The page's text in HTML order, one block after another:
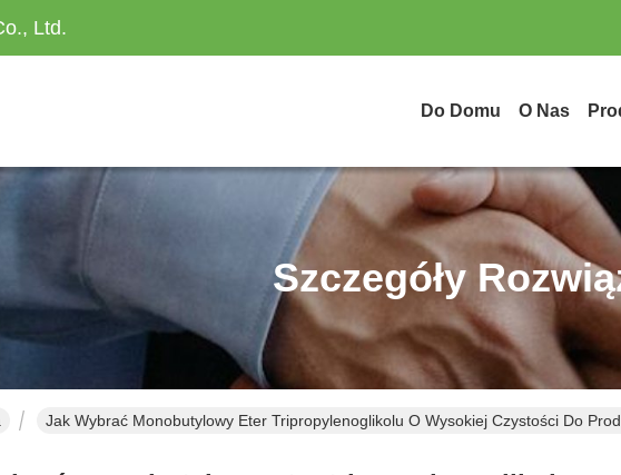
Ltd.
Do Domu O Nas
Szczegóły
Jak Wybrać Monobutylowy Eter Tripropylenoglikolu O Wysokiej Czystości Do